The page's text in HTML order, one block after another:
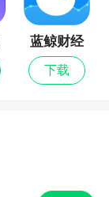
蓝鲸财经
下载